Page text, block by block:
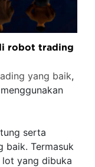
robot trading
yang baik,
serta
baik. Termasuk
lot yang dibuka